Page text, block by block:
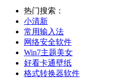
热门搜索：
小清新
常用输入法
网络安全软件
Win7主题美女
好看卡通壁纸
格式转换器软件